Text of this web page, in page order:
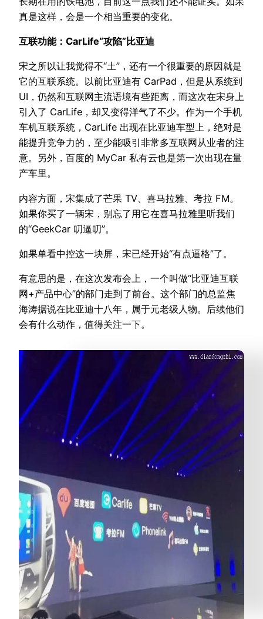
真是这样，会是一个相当重要的变化。
互联功能：CarLife“攻陷”比亚迪
宋之所以让我觉得不“土”，还有一个很重要的原因就是
它的互联系统。以前比亚迪有 CarPad，但是从系统到
UI，仍然和互联网主流语境有些距离，而这次在宋身上
引入了 CarLife，却又变得洋气了不少。作为一个手机
车机互联系统，CarLife 出现在比亚迪车型上，绝对是
能提升竞争力的，至少能吸引非常多互联网从业者的注
意。另外，百度的 MyCar 私有云也是第一次出现在量
产车里。
内容方面，宋集成了芒果 TV、喜马拉雅、考拉 FM。
如果你买了一辆宋，别忘了用它在喜马拉雅里听我们
的“GeekCar 叨逼叨”。
如果单看中控这一块屏，宋已经开始“有点逼格”了。
有意思的是，在这次发布会上，一个叫做“比亚迪互联
网+产品中心”的部门走到了前台。这个部门的总监焦
海涛据说在比亚迪十八年，属于元老级人物。后续他们
会有什么动作，值得关注一下。